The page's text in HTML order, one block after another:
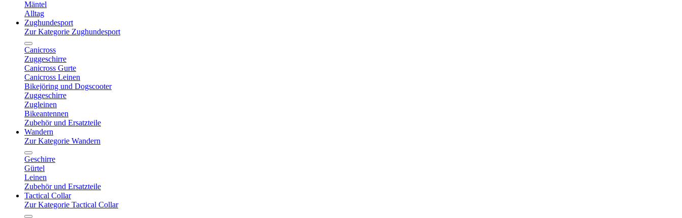
Mäntel
Alltag
Zughundesport
Zur Kategorie Zughundesport
Canicross
Zuggeschirre
Canicross Gurte
Canicross Leinen
Bikejöring und Dogscooter
Zuggeschirre
Zugleinen
Bikeantennen
Zubehör und Ersatzteile
Wandern
Zur Kategorie Wandern
Geschirre
Gürtel
Leinen
Zubehör und Ersatzteile
Tactical Collar
Zur Kategorie Tactical Collar